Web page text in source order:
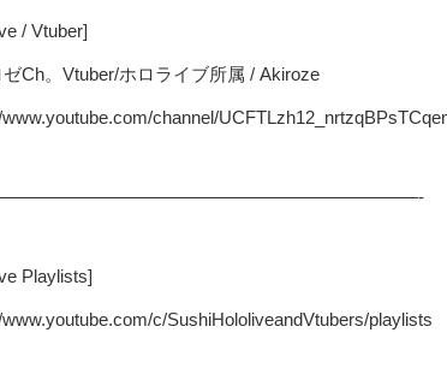
/ Vtuber]
ゼCh。Vtuber/ホロライブ所属 / Akiroze
channel/
Playlists]
c/SushiHololiveandVtubers/playlists